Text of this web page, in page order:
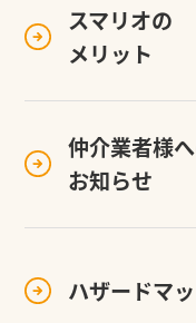
スマリオの
メリット
仲介業者様
お知らせ
ハザードマ